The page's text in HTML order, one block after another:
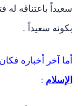
سعيداً باعتناقه
بكونه سعيداً .
أما آخر أخباره
الإسلام :